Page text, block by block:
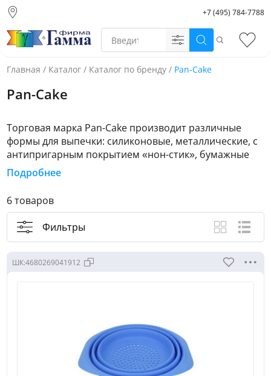
склад)
Санкт-Петербург
Екатеринбург
+7 (495) 784-7788
Поиск
Главная / Каталог / Каталог по бренду / Pan-Cake
Pan-Cake
Торговая марка Pan-Cake производит различные
формы для выпечки: силиконовые, металлические, с
антипригарным покрытием «нон-стик», бумажные
розетки для кексов, пергамент для выпечки и другие
кухонные принадлежности.
Силиконовые формы изготовлены из экологически
безопасного современного материала, который не
вступает во взаимодействие с окружающей средой и
не выделяет никаких вредных веществ при
нагревании. Металлические разъемные и
неразъемные формы для выпечки с гофрированным
Антипригарное покрытие препятствует пригоранию
и обеспечивает легкую очистку после
использования, способствует теплопоглощению, а
содержимое обогревается более интенсивно и
Подробнее
6 товаров
Фильтры
Вид каталога
Крупные
ШК:4680269041912